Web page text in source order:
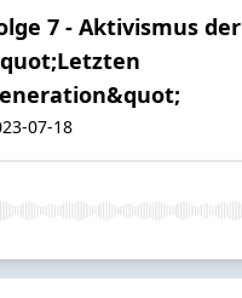
7 - Aktivismus der
07-18